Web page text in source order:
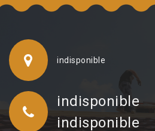
indisponible
indisponible
indisponible